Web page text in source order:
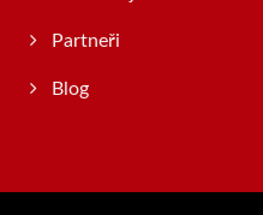
Partneři
Blog